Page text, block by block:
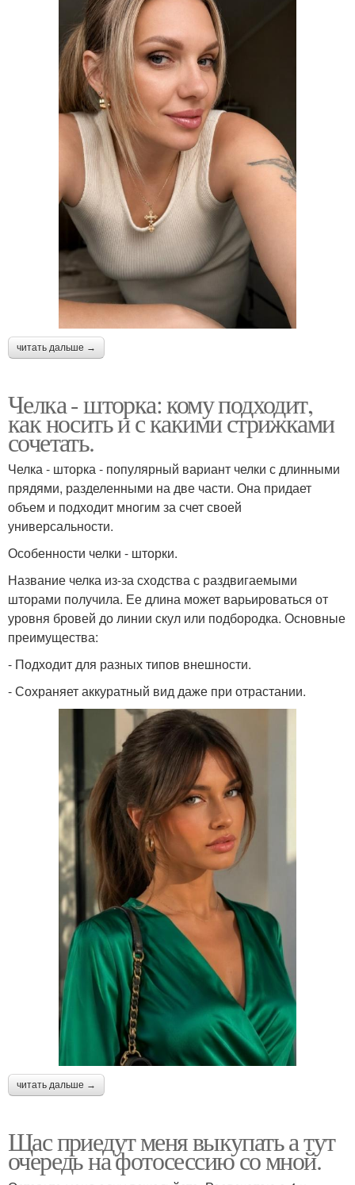
читать дальше →
Челка - шторка: кому подходит,
как носить и с какими стрижками
сочетать.
Челка - шторка - популярный вариант челки с длинными
прядями, разделенными на две части. Она придает
объем и подходит многим за счет своей
универсальности.
Особенности челки - шторки.
Название челка из-за сходства с раздвигаемыми
шторами получила. Ее длина может варьироваться от
уровня бровей до линии скул или подбородка. Основные
преимущества:
- Подходит для разных типов внешности.
- Сохраняет аккуратный вид даже при отрастании.
читать дальше →
Щас приедут меня выкупать а тут
очередь на фотосессию со мной.